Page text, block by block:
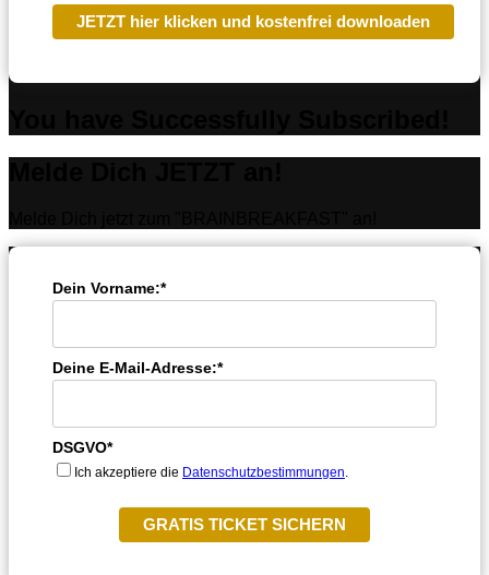
JETZT hier klicken und kostenfrei downloaden
Dein Vorname:*
Deine E-Mail-Adresse:*
DSGVO*
Ich akzeptiere die Datenschutzbestimmungen.
GRATIS TICKET SICHERN